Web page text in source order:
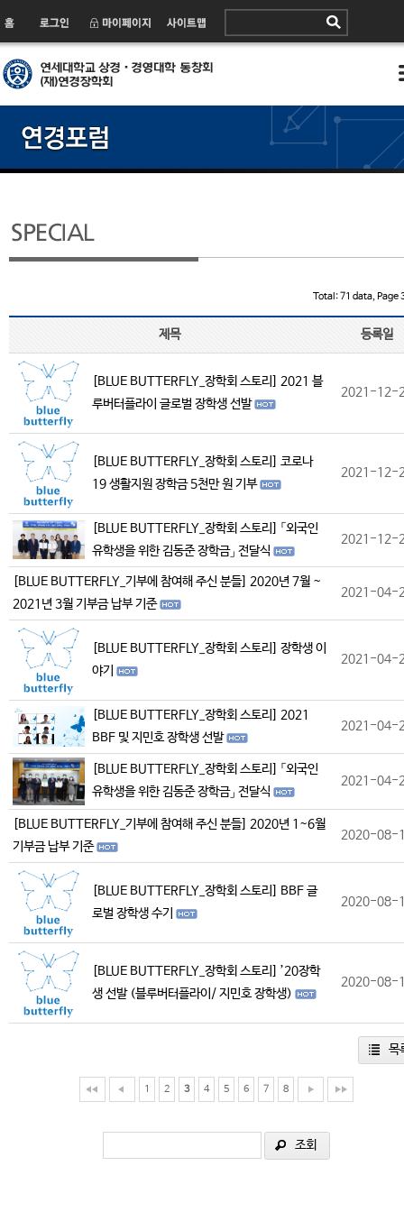
Total: 71 data, Page
제목 등록일
[BLUE BUTTERFLY_장학회 스토리] 2021 블
루버터플라이 글로벌 장학생 선발
2021-12-
[BLUE BUTTERFLY_장학회 스토리] 코로나
19 생활지원 장학금 5천만 원 기부
2021-12-
[BLUE BUTTERFLY_장학회 스토리] 「외국인
유학생을 위한 김동준 장학금」 전달식
2021-12-
[BLUE BUTTERFLY_기부에 참여해 주신 분들] 2020년 7월 ~
2021년 3월 기부금 납부 기준
2021-04-
[BLUE BUTTERFLY_장학회 스토리] 장학생 이
야기
2021-04-
[BLUE BUTTERFLY_장학회 스토리] 2021
BBF 및 지민호 장학생 선발
2021-04-
[BLUE BUTTERFLY_장학회 스토리] 「외국인
유학생을 위한 김동준 장학금」 전달식
2021-04-
[BLUE BUTTERFLY_기부에 참여해 주신 분들] 2020년 1~6월
기부금 납부 기준
2020-08-
[BLUE BUTTERFLY_장학회 스토리] BBF 글
로벌 장학생 수기
2020-08-
[BLUE BUTTERFLY_장학회 스토리] ’20장학
생 선발 (블루버터플라이/ 지민호 장학생)
2020-08-
목
1 2 3 4 5 6 7 8
조회